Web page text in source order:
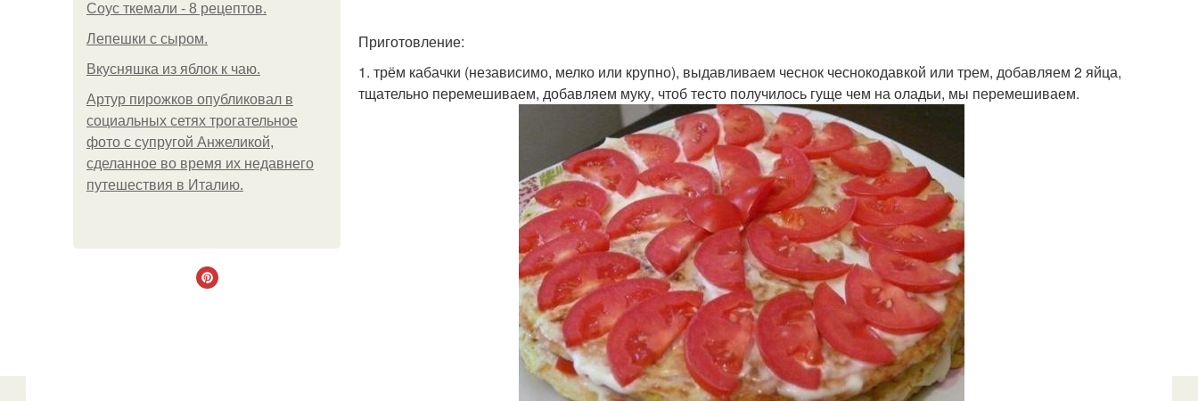
Соус ткемали - 8 рецептов.
Лепешки с сыром.
Вкусняшка из яблок к чаю.
Артур пирожков опубликовал в
социальных сетях трогательное
фото с супругой Анжеликой,
сделанное во время их недавнего
путешествия в Италию.
Приготовление:
1. трём кабачки (независимо, мелко или крупно), выдавливаем чеснок чеснокодавкой или трем, добавляем 2 яйца,
тщательно перемешиваем, добавляем муку, чтоб тесто получилось гуще чем на оладьи, мы перемешиваем.